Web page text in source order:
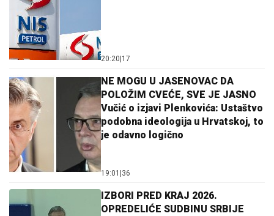
20:20 17
NE MOGU U JASENOVAC DA
POLOŽIM CVEĆE, SVE JE JASNO
Vučić o izjavi Plenkovića: Ustaštvo
podobna ideologija u Hrvatskoj, to
je odavno logično
19:01 36
IZBORI PRED KRAJ 2026.
OPREDELIĆE SUDBINU SRBIJE